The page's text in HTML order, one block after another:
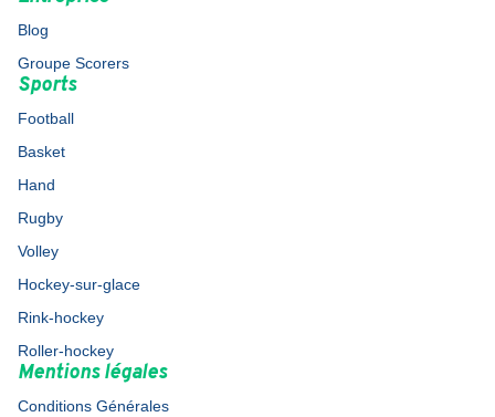
Blog
Groupe Scorers
Sports
Football
Basket
Hand
Rugby
Volley
Hockey-sur-glace
Rink-hockey
Roller-hockey
Mentions légales
Conditions Générales